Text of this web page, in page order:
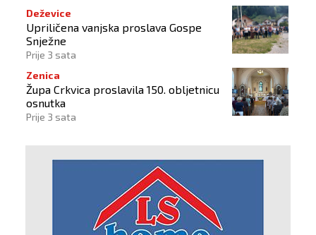
Deževice
Upriličena vanjska proslava Gospe
Snježne
Prije 3 sata
Zenica
Župa Crkvica proslavila 150. obljetnicu
osnutka
Prije 3 sata